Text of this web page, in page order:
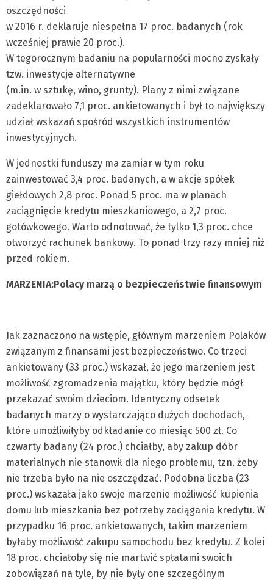
oszczędności
w 2016 r. deklaruje niespełna 17 proc. badanych (rok
wcześniej prawie 20 proc.).
W tegorocznym badaniu na popularności mocno zyskały
tzw. inwestycje alternatywne
(m.in. w sztukę, wino, grunty). Plany z nimi związane
zadeklarowało 7,1 proc. ankietowanych i był to największy
udział wskazań spośród wszystkich instrumentów
inwestycyjnych.
W jednostki funduszy ma zamiar w tym roku
zainwestować 3,4 proc. badanych, a w akcje spółek
giełdowych 2,8 proc. Ponad 5 proc. ma w planach
zaciągnięcie kredytu mieszkaniowego, a 2,7 proc.
gotówkowego. Warto odnotować, że tylko 1,3 proc. chce
otworzyć rachunek bankowy. To ponad trzy razy mniej niż
przed rokiem.
MARZENIA:Polacy marzą o bezpieczeństwie finansowym
Jak zaznaczono na wstępie, głównym marzeniem Polaków
związanym z finansami jest bezpieczeństwo. Co trzeci
ankietowany (33 proc.) wskazał, że jego marzeniem jest
możliwość zgromadzenia majątku, który będzie mógł
przekazać swoim dzieciom. Identyczny odsetek
badanych marzy o wystarczająco dużych dochodach,
które umożliwiłyby odkładanie co miesiąc 500 zł. Co
czwarty badany (24 proc.) chciałby, aby zakup dóbr
materialnych nie stanowił dla niego problemu, tzn. żeby
nie trzeba było na nie oszczędzać. Podobna liczba (23
proc.) wskazała jako swoje marzenie możliwość kupienia
domu lub mieszkania bez potrzeby zaciągania kredytu. W
przypadku 16 proc. ankietowanych, takim marzeniem
byłaby możliwość zakupu samochodu bez kredytu. Z kolei
18 proc. chciałoby się nie martwić spłatami swoich
zobowiązań na tyle, by nie były one szczególnym